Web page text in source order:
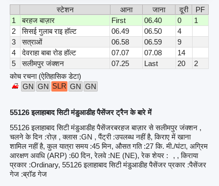
स्टेशन आना जाना दूरी
PF
1
बरहज बाज़ार First 06.40 0
1
2
सिसई गुलाब राइ हॉल्ट 06.49 06.50
4
3
सत्राओं 06.58 06.59
9
4
देवराहा बाबा रोड हॉल्ट 07.07 07.08
14
5
सलीमपुर जंक्शन 07.25 Last 20
2
कोच रचना (ऐतिहासिक डेटा)
GN GN SLR GN GN
55126 इलाहाबाद सिटी मंडुआडीह पैसेंजर ट्रैन के बारे में
55126 इलाहाबाद सिटी मंडुआडीह पैसेंजरबरहज बाज़ार से सलीमपुर जंक्शन ,
चलने के दिन :रोज़ , क्लास :GN , पैंट्री :उपलब्ध नहीं है, किराए में खाना
शामिल नहीं है, कुल यात्रा समय :45 मिन, औसत गति :27 कि. मी./घंटा, अग्रिम
आरक्षण अवधि (ARP) :60 दिन, रेलवे :NE (NE), रेक शेयर :
, , किराया
प्रकार :Ordinary, 55126 इलाहाबाद सिटी मंडुआडीह पैसेंजर प्रकार :पैसेंजर
गेज :ब्रॉड गेज